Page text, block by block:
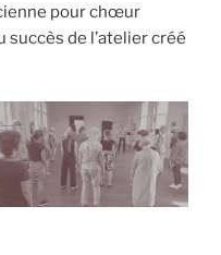
pour chœur
de l’atelier créé